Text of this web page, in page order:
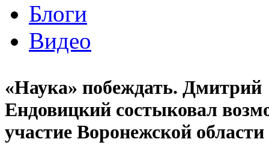
Блоги
Видео
«Наука» побеждать. Дмитрий
Ендовицкий состыковал
участие Воронежской области